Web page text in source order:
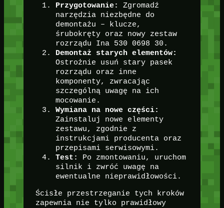
Przygotowanie:
Zgromadź
narzędzia niezbędne do
demontażu – klucze,
śrubokręty oraz nowy zestaw
rozrządu Ina 530 0698 30.
Demontaż starych elementów:
Ostrożnie usuń stary pasek
rozrządu oraz inne
komponenty, zwracając
szczególną uwagę na ich
mocowanie.
Wymiana na nowe części:
Zainstaluj nowe elementy
zestawu, zgodnie z
instrukcjami producenta oraz
przepisami serwisowymi.
Test:
Po zmontowaniu, uruchom
silnik i zwróć uwagę na
ewentualne nieprawidłowości.
Ścisłe przestrzeganie tych kroków
zapewnia nie tylko prawidłowy